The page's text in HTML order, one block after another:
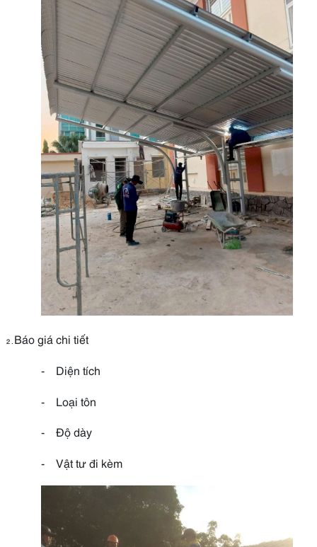
2 . Báo giá chi tiết
-
Diện tích
-
Loại tôn
-
Độ dày
-
Vật tư đi kèm